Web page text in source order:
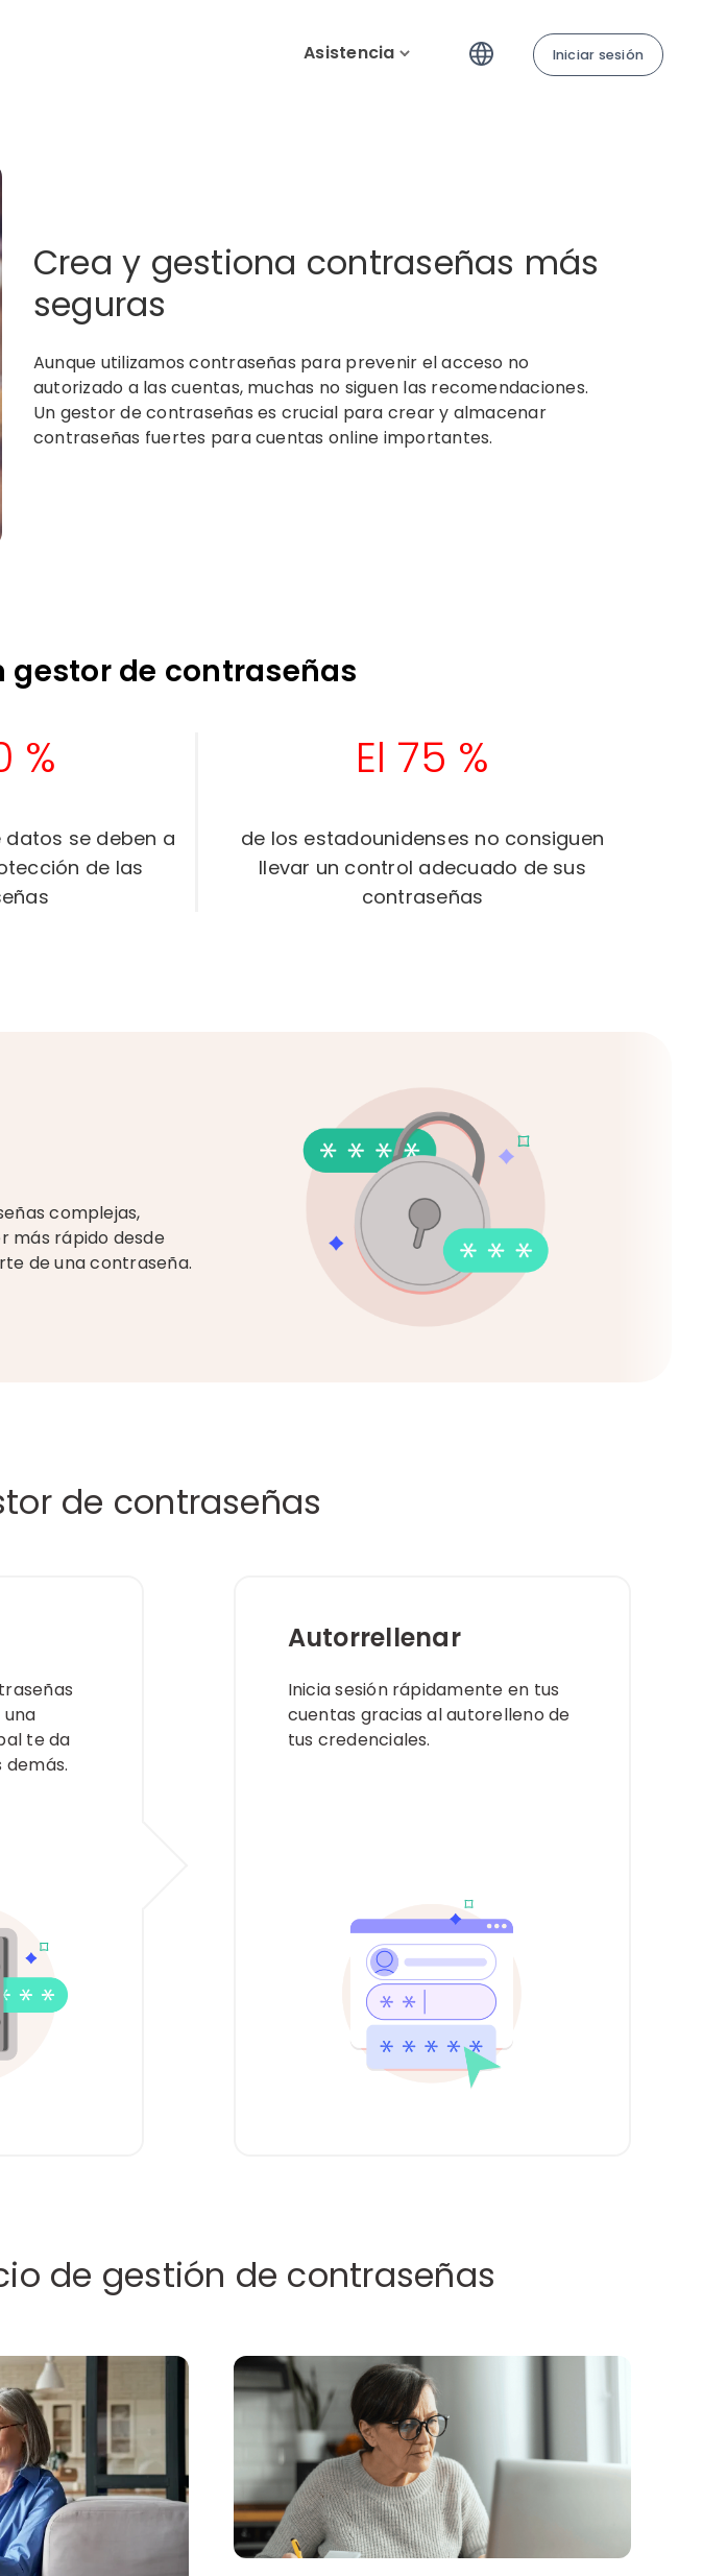
Asistencia Iniciar sesión
Crea y gestiona contraseñas más
seguras
Aunque utilizamos contraseñas para prevenir el acceso no
autorizado a las cuentas, muchas no siguen las recomendaciones.
Un gestor de contraseñas es crucial para crear y almacenar
contraseñas fuertes para cuentas online importantes.
gestor de contraseñas
%
se deben a
de las
El 75 %
de los estadounidenses no consiguen
llevar un control adecuado de sus
contraseñas
complejas,
más rápido desde
de una contraseña.
de contraseñas
te da
demás.
Autorrellenar
Inicia sesión rápidamente en tus
cuentas gracias al autorelleno de
tus credenciales.​
de gestión de contraseñas